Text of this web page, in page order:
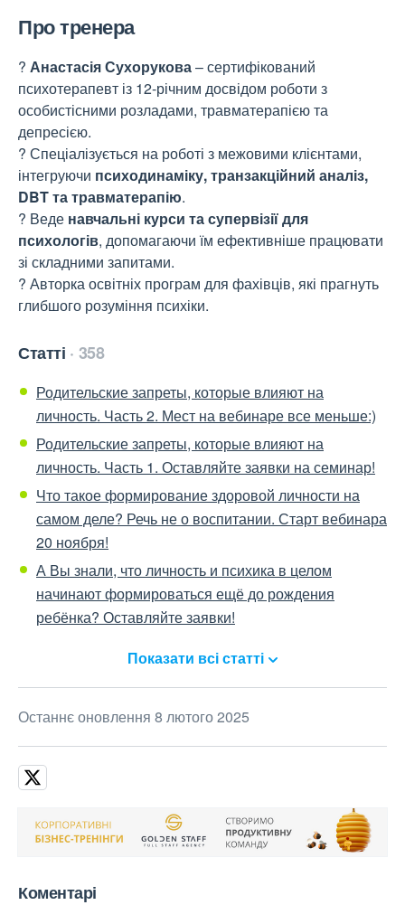
Про тренера
? Анастасія Сухорукова– сертифікований
психотерапевт із 12-річним досвідом роботи з
особистісними розладами, травматерапією та
депресією.
? Спеціалізується на роботі з межовими клієнтами,
інтегруючи психодинаміку, транзакційний аналіз,
DBT та травматерапію.
? Веде навчальні курси та супервізії для
психологів, допомагаючи їм ефективніше працювати
зі складними запитами.
? Авторка освітніх програм для фахівців, які прагнуть
глибшого розуміння психіки.
Статті 358
Родительские запреты, которые влияют на
личность. Часть 2. Мест на вебинаре все меньше:)
Родительские запреты, которые влияют на
личность. Часть 1. Оставляйте заявки на семинар!
Что такое формирование здоровой личности на
самом деле? Речь не о воспитании. Старт вебинара
20 ноября!
А Вы знали, что личность и психика в целом
начинают формироваться ещё до рождения
ребёнка? Оставляйте заявки!
Показати всі статті
Останнє оновлення 8 лютого 2025
Коментарі